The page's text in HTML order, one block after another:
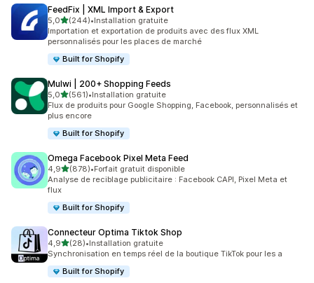
FeedFix | XML Import & Export
5,0étoile(s) sur 5
(244)
244 avis au total
•Installation gratuite
Importation et exportation de produits avec des flux XML
personnalisés pour les places de marché
Built for Shopify
Mulwi | 200+ Shopping Feeds
5,0étoile(s) sur 5
(561)
561 avis au total
•Installation gratuite
Flux de produits pour Google Shopping, Facebook, personnalisés et
plus encore
Built for Shopify
Omega Facebook Pixel Meta Feed
4,9étoile(s) sur 5
(878)
878 avis au total
•Forfait gratuit disponible
Analyse de reciblage publicitaire : Facebook CAPI, Pixel Meta et
flux
Built for Shopify
Connecteur Optima Tiktok Shop
4,9étoile(s) sur 5
(28)
28 avis au total
•Installation gratuite
Synchronisation en temps réel de la boutique TikTok pour les a
Built for Shopify